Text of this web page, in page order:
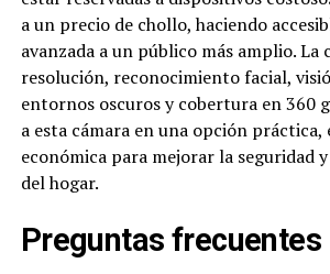
a un precio de chollo, haciendo
avanzada a un público más amplio. La
resolución, reconocimiento facial,
entornos oscuros y cobertura en 360
a esta cámara en una opción práctica,
económica para mejorar la seguridad
del hogar.
Preguntas frecuentes